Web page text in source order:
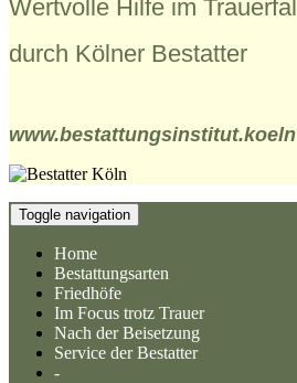
Wertvolle Hilfe im Trauerfall
durch Kölner Bestatter
www.bestattungsinstitut.koeln
Toggle navigation
Home
Bestattungsarten
Friedhöfe
Im Focus trotz Trauer
Nach der Beisetzung
Service der Bestatter
-